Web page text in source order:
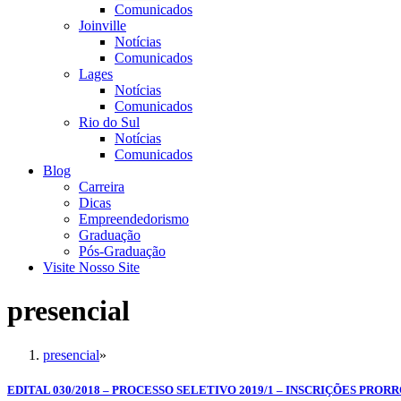
Comunicados
Joinville
Notícias
Comunicados
Lages
Notícias
Comunicados
Rio do Sul
Notícias
Comunicados
Blog
Carreira
Dicas
Empreendedorismo
Graduação
Pós-Graduação
Visite Nosso Site
presencial
presencial»
EDITAL 030/2018 – PROCESSO SELETIVO 2019/1 – INSCRIÇÕES